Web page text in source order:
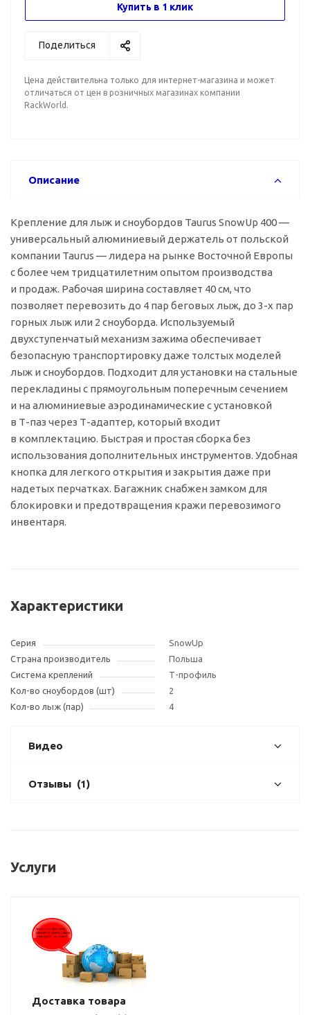
Купить в 1 клик
Поделиться
Цена действительна только для интернет-магазина и может
отличаться от цен в розничных магазинах компании
RackWorld.
Описание
Крепление для лыж и сноубордов Taurus SnowUp 400 —
универсальный алюминиевый держатель от польской
компании Taurus — лидера на рынке Восточной Европы
с более чем тридцатилетним опытом производства
и продаж. Рабочая ширина составляет 40 см, что
позволяет перевозить до 4 пар беговых лыж, до 3-х пар
горных лыж или 2 сноуборда. Используемый
двухступенчатый механизм зажима обеспечивает
безопасную транспортировку даже толстых моделей
лыж и сноубордов. Подходит для установки на стальные
перекладины с прямоугольным поперечным сечением
и на алюминиевые аэродинамические с установкой
в Т-паз через Т-адаптер, который входит
в комплектацию. Быстрая и простая сборка без
использования дополнительных инструментов. Удобная
кнопка для легкого открытия и закрытия даже при
надетых перчатках. Багажник снабжен замком для
блокировки и предотвращения кражи перевозимого
инвентаря.
Характеристики
Серия
SnowUp
Страна производитель
Польша
Система креплений
Т-профиль
Кол-во сноубордов (шт)
2
Кол-во лыж (пар)
4
Видео
Отзывы (1)
Услуги
Доставка товара